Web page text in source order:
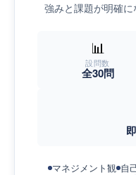
強みと課題が明確に
📊
設問数
全30問
マネジメント観 自